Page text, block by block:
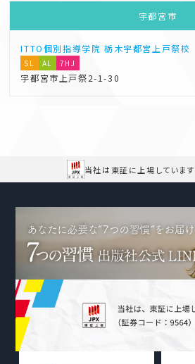
宇都宮市
ITTO個別指導学院 栃木宇都宮上戸祭校
SL AL 7HJ
宇都宮市上戸祭2-1-30
当社は東証に上場しています